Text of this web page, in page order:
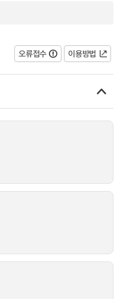
오류접수
이용방법